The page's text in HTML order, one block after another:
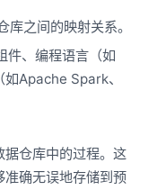
之间的映射关系。
件、编程语言（如
Apache Spark、
仓库中的过程。这
确无误地存储到预